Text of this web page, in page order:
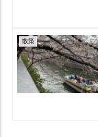
散策